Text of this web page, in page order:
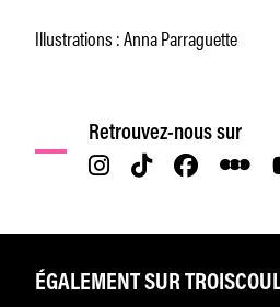
Illustrations : Anna Parraguette
Retrouvez-nous sur
ÉGALEMENT SUR